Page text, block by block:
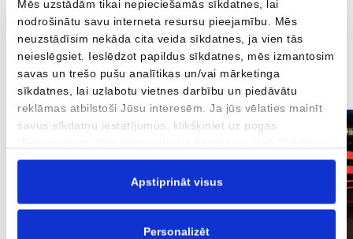
Mēs uzstādām tikai nepieciešamās sīkdatnes, lai
nodrošinātu savu interneta resursu pieejamību. Mēs
neuzstādīsim nekāda cita veida sīkdatnes, ja vien tās
neieslēgsiet. Ieslēdzot papildus sīkdatnes, mēs izmantosim
savas un trešo pušu analītikas un/vai mārketinga
sīkdatnes, lai uzlabotu vietnes darbību un piedāvātu
reklāmas atbilstoši Jūsu interesēm. Ja jūs vēlaties mainīt
savus sīkdatņu iestatījumus, klikšķiniet uz pogas
politika". Vairāk informācijas par sīkdatnēm ir pieejama
šajā informatīvajā banerī un mūsu Sīkdatņu politikā.
Apstiprināt visus
Personalizēt
Vēl